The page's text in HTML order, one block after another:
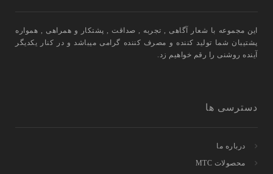
این مجموعه با شعار آگاهی , تجربه , صداقت , پشتکار و همراهی , همواره
پشتیبان شما تولید کننده و مصرف کننده گرامی میباشد و در کنار یکدیگر
آینده روشنی را رقم خواهیم زد.
دسترسی ها
درباره ما
محصولات MTC